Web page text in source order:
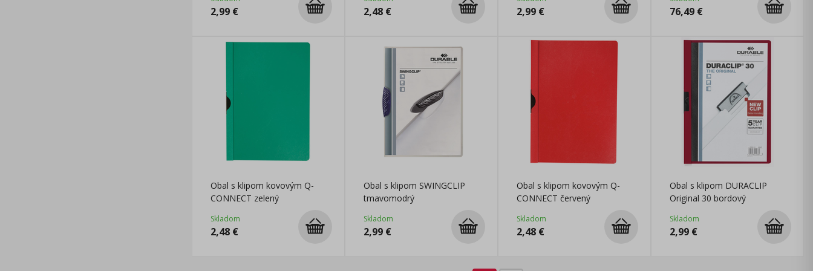
2,99 € 2,48 € 2,99 € 76,49 €
Obal s klipom kovovým Q-
CONNECT zelený
Skladom
2,48 €
Obal s klipom SWINGCLIP
tmavomodrý
Skladom
2,99 €
Obal s klipom kovovým Q-
CONNECT červený
Skladom
2,48 €
Obal s klipom DURACLIP
Original 30 bordový
Skladom
2,99 €